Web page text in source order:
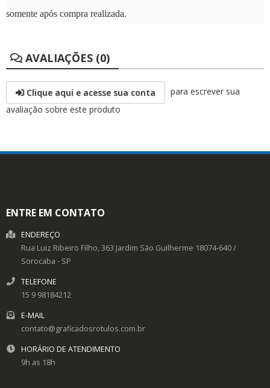
somente após compra realizada.
AVALIAÇÕES (0)
Clique aqui e acesse sua conta
para escrever sua
avaliação sobre este produto
ENTRE EM CONTATO
ENDEREÇO
Rua Luiz Ribeiro Filho, 363 Jardim São Guilherme 18074-640/
Sorocaba - SP
TELEFONE
15 9 98184212
E-MAIL
contato@graficadosrotulos.com.br
HORÁRIO DE ATENDIMENTO
9h as 18h